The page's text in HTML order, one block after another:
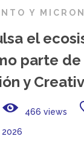
Y
el
parte de
y
466 views